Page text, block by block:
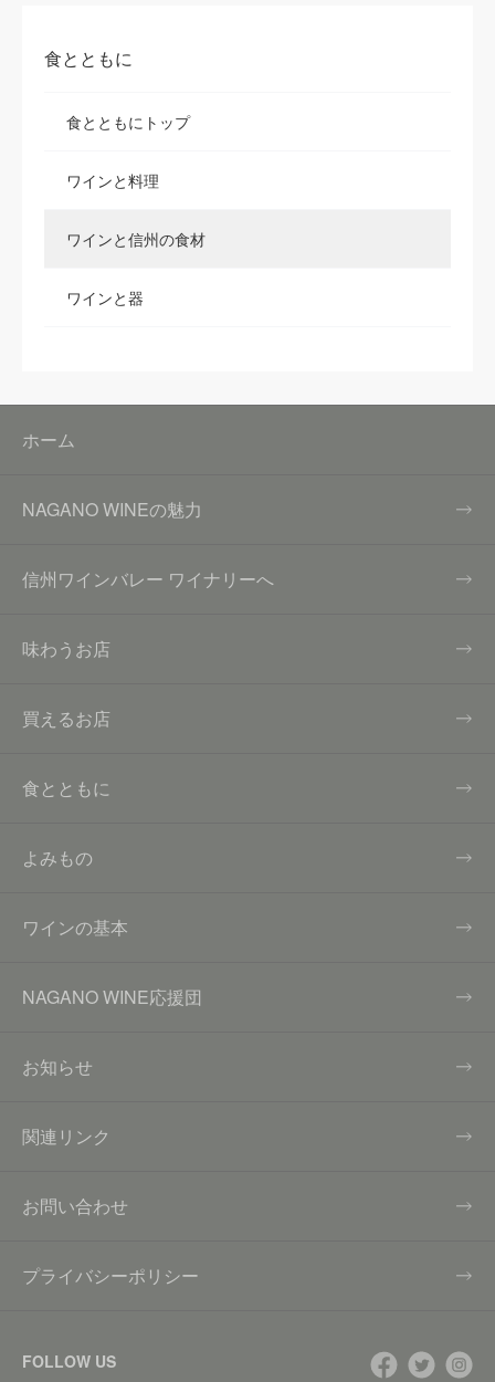
食とともに
食とともにトップ
ワインと料理
ワインと信州の食材
ワインと器
ホーム
NAGANO WINEの魅力
信州ワインバレー ワイナリーへ
味わうお店
買えるお店
食とともに
よみもの
ワインの基本
NAGANO WINE応援団
お知らせ
関連リンク
お問い合わせ
プライバシーポリシー
FOLLOW US